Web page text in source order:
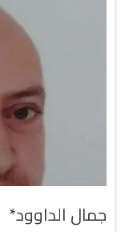
جمال الداوود*